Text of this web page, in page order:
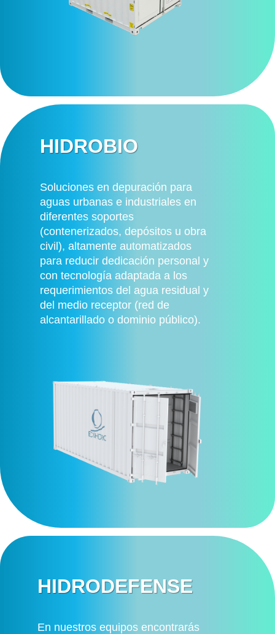
HIDROBIO
Soluciones en depuración para
aguas urbanas e industriales en
diferentes soportes
(contenerizados, depósitos u obra
civil), altamente automatizados
para reducir dedicación personal y
con tecnología adaptada a los
requerimientos del agua residual y
del medio receptor (red de
alcantarillado o dominio público).
HIDRODEFENSE
En nuestros equipos encontrarás